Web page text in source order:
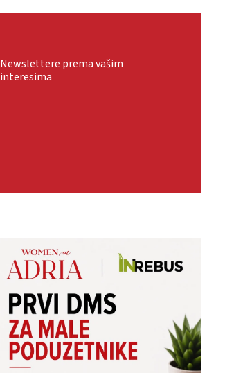
Newslettere prema vašim
interesima